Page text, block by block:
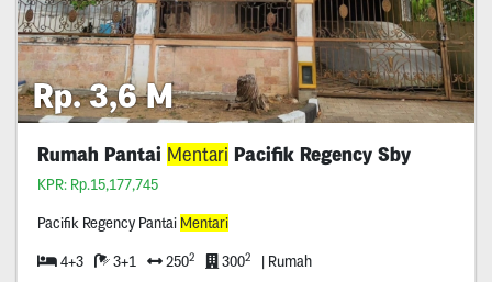
Rp. 3,6 M
Rumah Pantai Mentari Pacifik Regency Sby
KPR: Rp.15,177,745
Pacifik Regency Pantai Mentari
4+3 3+1 2502 3002 | Rumah